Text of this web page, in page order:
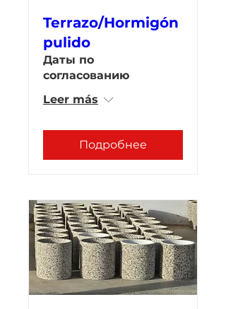
Terrazo/Hormigón
pulido
Даты по
согласованию
Leer más
Подробнее